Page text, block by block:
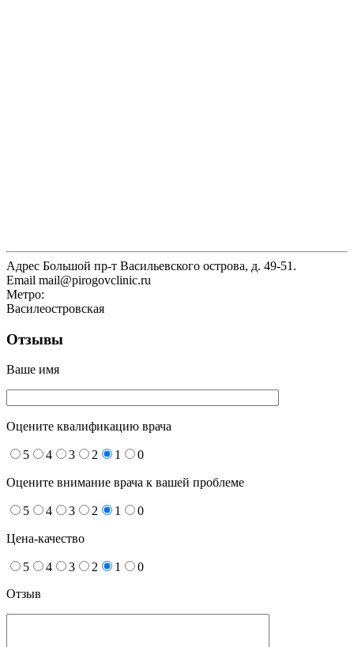
Адрес Большой пр-т Васильевского острова, д. 49-51.
Email mail@pirogovclinic.ru
Метро:
Василеостровская
Отзывы
Ваше имя
Оцените квалификацию врача
5 4 3 2 1 0
Оцените внимание врача к вашей проблеме
5 4 3 2 1 0
Цена-качество
5 4 3 2 1
0
Отзыв